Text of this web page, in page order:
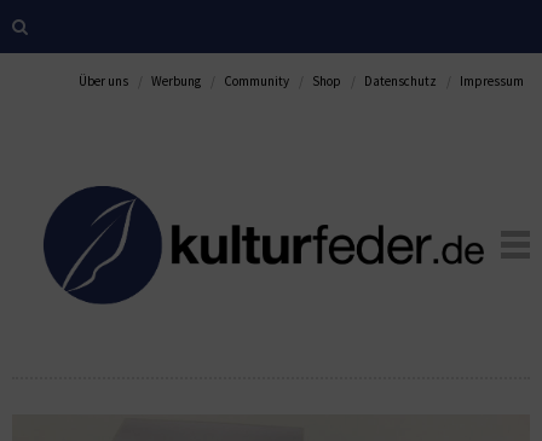
Über uns Werbung Community Shop Datenschutz Impressum